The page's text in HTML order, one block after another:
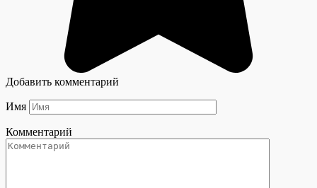
Добавить комментарий
Имя
Комментарий